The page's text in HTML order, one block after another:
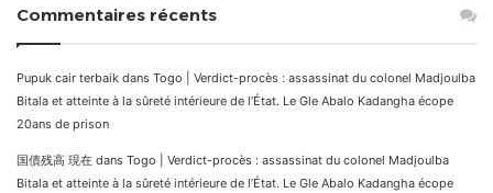
Commentaires récents
Pupuk cair terbaik dans Togo | Verdict-procès : assassinat du colonel Madjoulba
Bitala et atteinte à la sûreté intérieure de l’État. Le Gle Abalo Kadangha écope
20ans de prison
国債残高 現在 dans Togo | Verdict-procès : assassinat du colonel Madjoulba
Bitala et atteinte à la sûreté intérieure de l’État. Le Gle Abalo Kadangha écope